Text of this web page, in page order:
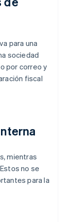
para una
sociedad
o por correo y
fiscal
mientras
no se
para la